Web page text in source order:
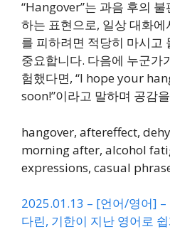
“Hangover”는 과음 후의
하는 표현으로, 일상 대화
를 피하려면 적당히 마시고
중요합니다. 다음에 누군가
험했다면, “I hope your
soon!”이라고 말하며 공감
hangover, aftereffect,
morning after, alcohol
expressions, casual
2025.01.13 – [언어/영어]
다린, 기한이 지난 영어로